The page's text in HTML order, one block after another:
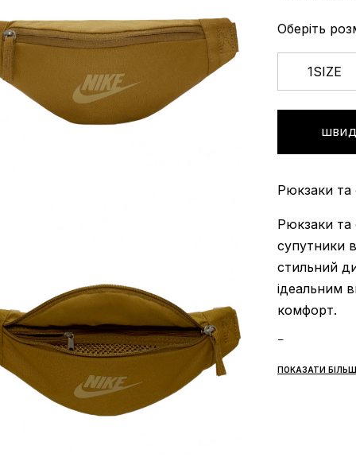
Оберіть
1SIZE
Рюкзаки та
Рюкзаки та
супутники
стильний
ідеальним
комфорт.
Рюкзаки та
Стиль:
ПОКАЗАТИ